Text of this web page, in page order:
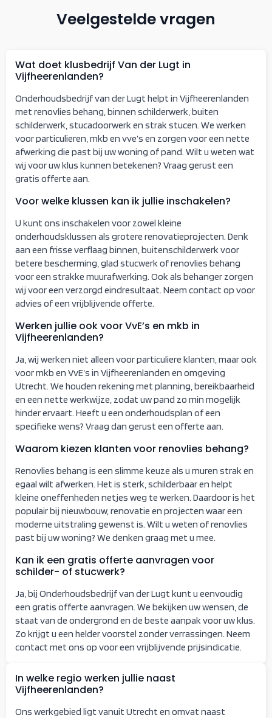
Veelgestelde vragen
Wat doet klusbedrijf Van der Lugt in
Vijfheerenlanden?
Onderhoudsbedrijf van der Lugt helpt in Vijfheerenlanden
met renovlies behang, binnen schilderwerk, buiten
schilderwerk, stucadoorwerk en strak stucen. We werken
voor particulieren, mkb en vve’s en zorgen voor een nette
afwerking die past bij uw woning of pand. Wilt u weten wat
wij voor uw klus kunnen betekenen? Vraag gerust een
gratis offerte aan.
Voor welke klussen kan ik jullie inschakelen?
U kunt ons inschakelen voor zowel kleine
onderhoudsklussen als grotere renovatieprojecten. Denk
aan een frisse verflaag binnen, buitenschilderwerk voor
betere bescherming, glad stucwerk of renovlies behang
voor een strakke muurafwerking. Ook als behanger zorgen
wij voor een verzorgd eindresultaat. Neem contact op voor
advies of een vrijblijvende offerte.
Werken jullie ook voor VvE’s en mkb in
Vijfheerenlanden?
Ja, wij werken niet alleen voor particuliere klanten, maar ook
voor mkb en VvE’s in Vijfheerenlanden en omgeving
Utrecht. We houden rekening met planning, bereikbaarheid
en een nette werkwijze, zodat uw pand zo min mogelijk
hinder ervaart. Heeft u een onderhoudsplan of een
specifieke wens? Vraag dan gerust een offerte aan.
Waarom kiezen klanten voor renovlies behang?
Renovlies behang is een slimme keuze als u muren strak en
egaal wilt afwerken. Het is sterk, schilderbaar en helpt
kleine oneffenheden netjes weg te werken. Daardoor is het
populair bij nieuwbouw, renovatie en projecten waar een
moderne uitstraling gewenst is. Wilt u weten of renovlies
past bij uw woning? We denken graag met u mee.
Kan ik een gratis offerte aanvragen voor
schilder- of stucwerk?
Ja, bij Onderhoudsbedrijf van der Lugt kunt u eenvoudig
een gratis offerte aanvragen. We bekijken uw wensen, de
staat van de ondergrond en de beste aanpak voor uw klus.
Zo krijgt u een helder voorstel zonder verrassingen. Neem
contact met ons op voor een vrijblijvende prijsindicatie.
In welke regio werken jullie naast
Vijfheerenlanden?
Ons werkgebied ligt vanuit Utrecht en omvat naast